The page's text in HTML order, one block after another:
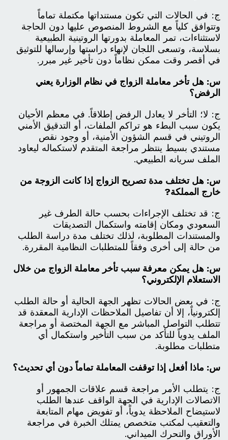
ج: في الحالات التي تكون مستنداتها مكتملة تماماً
وتتوافق كلياً مع الشروط المنصوص عليها دون الحاجة
لاستثناءات، تمر المعاملة بدورتها الروتينية الطبيعية
بسلاسة، وتسعى اللجان لإنهاء دراستها وإرسالها للتوثيق
في أقصر وقت ممكن نظاماً دون تأخير غير مبرر.
س: هل تأخر معاملة الزواج في نظام الوزارة يعني
الرفض؟
ج: لا؛ التأخر لا يعادل الرفض إطلاقاً. في معظم الأحيان
يكون سبب البطء هو تراكم الملفات، أو التدقيق الأمني
الروتيني في قسم الشؤون الأمنية، أو وجود نقص
مستندي بسيط ينتظر مراجعة المتقدم لاستكماله ليعاود
الملف سريانه الطبيعي.
س: هل تختلف مدة تصريح الزواج إذا كانت الزوجة من
خارج المملكة?
ج: قد تختلف الإجراءات بحسب حالة الطرف غير
السعودي ومكان إقامته واستكمال التصديقات
والمستندات المطلوبة، لذلك تختلف مدة دراسة الطلب
من حالة إلى أخرى وفقاً للمتطلبات النظامية المقررة.
س: هل يمكن معرفة سبب تأخر معاملة الزواج من خلال
الاستعلام الإلكتروني؟
ج: في بعض الحالات تظهر الجهة الحالية أو حالة الطلب
إلكترونياً، إلا أن تفاصيل الملاحظات الإدارية المعقدة قد
تتطلب التواصل المباشر مع الجهة المختصة أو مراجعة
الملف يدوياً للتأكد من سبب التأخير واستكمال أي
متطلبات مطلوبة.
س: ماذا أفعل إذا توقفت المعاملة تماماً دون أي تحديث؟
ج: يتطلب الأمر مراجعة قسم علاقات الجمهور أو
الاتصالات الإدارية في الجهة الواقف عندها الطلب
لاستيضاح الملاحظة يدوياً، أو تفويض مهام المتابعة
والتعقيب لمكتب متخصص يمتلك الخبرة في مراجعة
الأوراق والتحرك الميداني.